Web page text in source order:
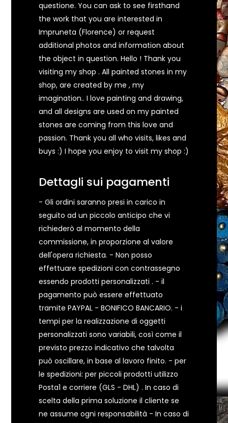
questione. You can ask to see firsthand
the work that you are interested in
Impruneta (Florence) or request
additional photos and information about
the object in question. Hello ! Thank you
visiting my shop . All painted stones in my
shop, are created by me , my
imagination.. I love painting and drawing,
and all designs are used on my painted
stones are coming from this love and
passion. Thank you all who visits, likes and
buys :) I hope you enjoy to visit my shop :)
Dettagli sui pagamenti
- Gli ordini saranno presi in carico in
seguito ad un piccolo anticipo che vi
richiederò al momento della
commissione, in proporzione al valore
dell'opera richiesta. - Non posso
effettuare spedizioni con contrassegno
essendo prodotti personalizzati . - il
pagamento può essere effettuato
tramite PAYPAL - BONIFICO BANCARIO. - i
tempi per la realizzazione di oggetti
personalizzati sono variabili, così come il
previsto prezzo indicativo che talvolta
può oscillare, in base al lavoro finito. - per
le spedizioni: per piccoli prodotti utilizzo
Posta1 e corriere (GLS - DHL) . In caso di
scelta della prima soluzione il cliente se
ne assume ogni responsabilità - In caso di